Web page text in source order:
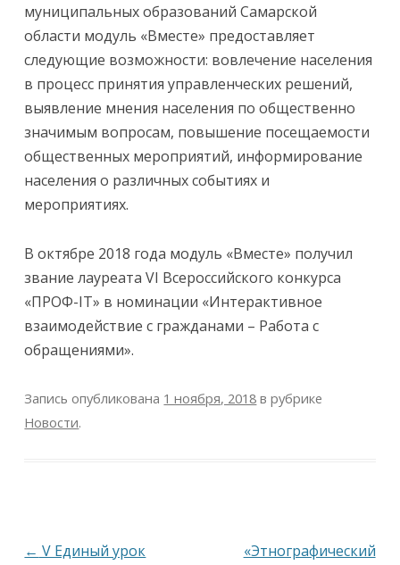
муниципальных образований Самарской
области модуль «Вместе» предоставляет
следующие возможности: вовлечение населения
в процесс принятия управленческих решений,
выявление мнения населения по общественно
значимым вопросам, повышение посещаемости
общественных мероприятий, информирование
населения о различных событиях и
мероприятиях.
В октябре 2018 года модуль «Вместе» получил
звание лауреата VI Всероссийского конкурса
«ПРОФ-IT» в номинации «Интерактивное
взаимодействие с гражданами – Работа с
обращениями».
Запись опубликована 1 ноября, 2018 в рубрике
Новости.
Навигация
← V Единый урок
«Этнографический